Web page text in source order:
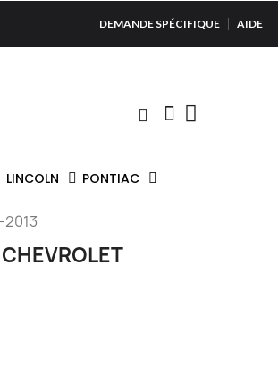
DEMANDE SPÉCIFIQUE AIDE
LINCOLN PONTIAC
2013